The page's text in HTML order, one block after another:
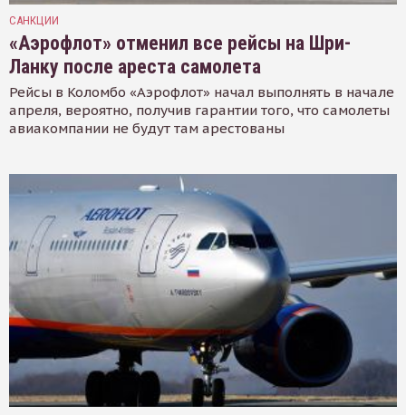
САНКЦИИ
«Аэрофлот» отменил все рейсы на Шри-
Ланку после ареста самолета
Рейсы в Коломбо «Аэрофлот» начал выполнять в начале
апреля, вероятно, получив гарантии того, что самолеты
авиакомпании не будут там арестованы